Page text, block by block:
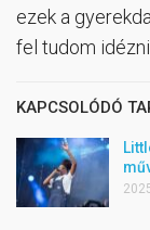
ezek a
fel tudom
KAPCSOLÓDÓ